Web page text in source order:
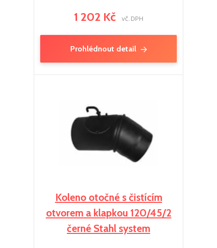
1 202 Kč vč. DPH
Prohlédnout detail
Koleno otočné s čistícím
otvorem a klapkou 120/45/2
černé Stahl system